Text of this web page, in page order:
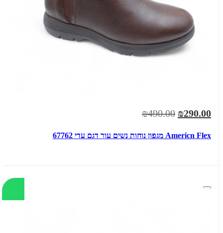
₪290.00
₪490.00
Americn Flex מגפון נוחות נשים עור דגם עדי 67762